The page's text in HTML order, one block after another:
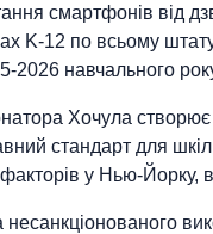
смартфонів від
K-12 по всьому
2026 навчального
Хочула створює
стандарт для
факторів у Нью-Йорку,